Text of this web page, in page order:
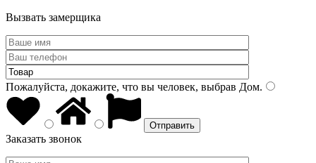
Вызвать замерщика
Пожалуйста, докажите, что вы человек, выбрав Дом.
Заказать звонок